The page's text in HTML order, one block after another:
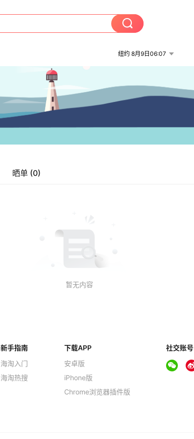
纽约 8月9日06:07
晒单 (0)
新手指南
海淘入门
海淘热搜
下载APP
安卓版
iPhone版
Chrome浏览器插件版
社交账号